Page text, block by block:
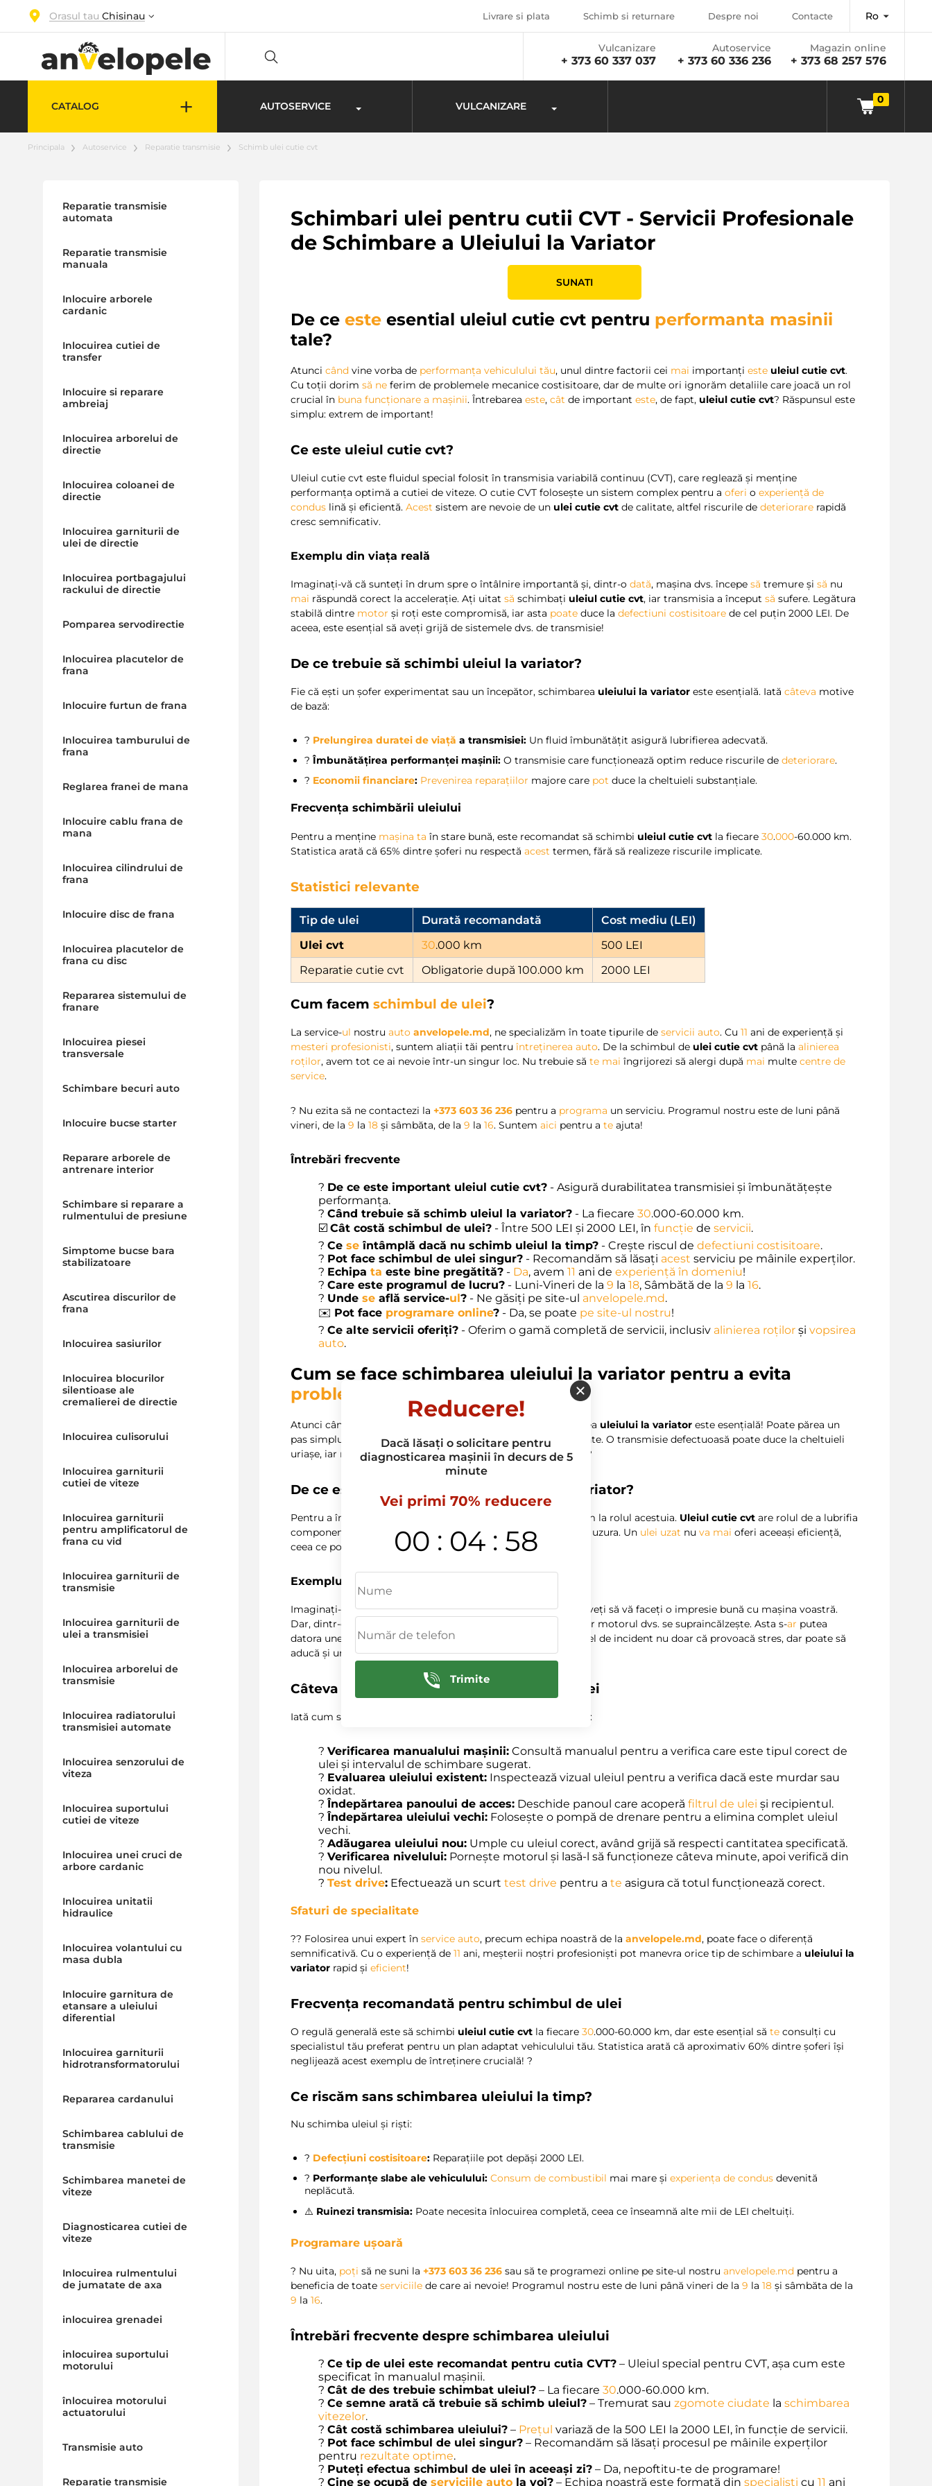
Orasul tau Chisinau Livrare si plata Schimb si returnare Despre noi Contacte Ro
Vulcanizare
+ 373 60 337 037
Autoservice
+ 373 60 336 236
Magazin online
+ 373 68 257 576
CATALOG + AUTOSERVICE VULCANIZARE
0
Principala Autoservice Reparatie transmisie Schimb ulei cutie cvt
Reparatie transmisie
automata
Reparatie transmisie
manuala
Inlocuire arborele
cardanic
Inlocuirea cutiei de
transfer
Inlocuire si reparare
ambreiaj
Inlocuirea arborelui de
directie
Inlocuirea coloanei de
directie
Inlocuirea garniturii de
ulei de directie
Inlocuirea portbagajului
rackului de directie
Pomparea servodirectie
Inlocuirea placutelor de
frana
Inlocuire furtun de frana
Inlocuirea tamburului de
frana
Reglarea franei de mana
Inlocuire cablu frana de
mana
Inlocuirea cilindrului de
frana
Inlocuire disc de frana
Inlocuirea placutelor de
frana cu disc
Repararea sistemului de
franare
Inlocuirea piesei
transversale
Schimbare becuri auto
Inlocuire bucse starter
Reparare arborele de
antrenare interior
Schimbare si reparare a
rulmentului de presiune
Simptome bucse bara
stabilizatoare
Ascutirea discurilor de
frana
Inlocuirea sasiurilor
Inlocuirea blocurilor
silentioase ale
cremalierei de directie
Inlocuirea culisorului
Inlocuirea garniturii
cutiei de viteze
Inlocuirea garniturii
pentru amplificatorul de
frana cu vid
Inlocuirea garniturii de
transmisie
Inlocuirea garniturii de
ulei a transmisiei
Inlocuirea arborelui de
transmisie
Inlocuirea radiatorului
transmisiei automate
Inlocuirea senzorului de
viteza
Inlocuirea suportului
cutiei de viteze
Inlocuirea unei cruci de
arbore cardanic
Inlocuirea unitatii
hidraulice
Inlocuirea volantului cu
masa dubla
Inlocuire garnitura de
etansare a uleiului
diferential
Inlocuirea garniturii
hidrotransformatorului
Repararea cardanului
Schimbarea cablului de
transmisie
Schimbarea manetei de
viteze
Diagnosticarea cutiei de
viteze
Inlocuirea rulmentului
de jumatate de axa
inlocuirea grenadei
inlocuirea suportului
motorului
înlocuirea motorului
actuatorului
Transmisie auto
Reparatie transmisie
Schimbari ulei pentru cutii CVT - Servicii Profesionale
de Schimbare a Uleiului la Variator
SUNATI
De ceeste esential uleiul cutie cvt pentru performanta masinii
tale?
Atuncicând vine vorba de performanța vehiculului tău, unul dintre factorii cei mai importanțieste uleiul cutie cvt.
Cu toții dorimsă ne ferim de problemele mecanice costisitoare, dar de multe ori ignorăm detaliile care joacă un rol
crucial în buna funcționare a mașinii. Întrebareaeste,cât de importanteste, de fapt, uleiul cutie cvt? Răspunsul este
simplu: extrem de important!
Ce este uleiul cutie cvt?
Uleiul cutie cvt este fluidul special folosit în transmisia variabilă continuu (CVT), care reglează și menține
performanța optimă a cutiei de viteze. O cutie CVT folosește un sistem complex pentru aoferi oexperiență de
condus lină și eficientă.Acest sistem are nevoie de un ulei cutie cvt de calitate, altfel riscurile dedeteriorare rapidă
cresc semnificativ.
Exemplu din viața reală
Imaginați-vă că sunteți în drum spre o întâlnire importantă și, dintr-odată, mașina dvs. începesă tremure șisă nu
mai răspundă corect la accelerație. Ați uitatsă schimbați uleiul cutie cvt, iar transmisia a începutsă sufere. Legătura
stabilă dintre motor și roți este compromisă, iar asta poate duce ladefectiuni costisitoare de cel puțin 2000 LEI. De
aceea, este esențial să aveți grijă de sistemele dvs. de transmisie!
De ce trebuie să schimbi uleiul la variator?
Fie că ești un șofer experimentat sau un începător, schimbarea uleiului la variator este esențială. Iatăcâteva motive
de bază:
?️ Prelungirea duratei de viață a transmisiei: Un fluid îmbunătățit asigură lubrifierea adecvată.
?️Îmbunătățirea performanței mașinii: O transmisie care funcționează optim reduce riscurile dedeteriorare.
? Economii financiare: Prevenirea reparațiilor majore care pot duce la cheltuieli substanțiale.
Frecvența schimbării uleiului
Pentru a menține mașina ta în stare bună, este recomandat să schimbi uleiul cutie cvt la fiecare30.000-60.000 km.
Statistica arată că 65% dintre șoferi nu respectăacest termen, fără să realizeze riscurile implicate.
Statistici relevante
Tip de ulei Durată recomandată
Cost mediu (LEI)
Ulei cvt
30.000 km
500 LEI
Reparatie cutie cvt
Obligatorie după 100.000 km 2000 LEI
Cum facemschimbul de ulei?
La service-ul nostruauto anvelopele.md, ne specializăm în toate tipurile deservicii auto. Cu11 ani de experiență și
mesteri profesionisti, suntem aliații tăi pentruîntreținerea auto. De la schimbul de ulei cutie cvt până laalinierea
roților, avem tot ce ai nevoie într-un singur loc. Nu trebuie săte mai îngrijorezi să alergi după mai multecentre de
service.
? Nu ezita să ne contactezi la+373 603 36 236 pentru a programa un serviciu. Programul nostru este de luni până
vineri, de la9 la18 și sâmbăta, de la9 la16. Suntemaici pentru ate ajuta!
Întrebări frecvente
? De ce este important uleiul cutie cvt? - Asigură durabilitatea transmisiei și îmbunătățește
performanța.
?Când trebuie să schimb uleiul la variator? - La fiecare30.000-60.000 km.
☑️Cât costă schimbul de ulei? - Între 500 LEI și 2000 LEI, înfuncție deservicii.
?Cese întâmplă dacă nu schimb uleiul la timp? - Crește riscul dedefectiuni costisitoare.
? Pot face schimbul de ulei singur? - Recomandăm să lăsați acest serviciu pe mâinile experților.
? Echipata este bine pregătită? - Da, avem11 ani deexperiență în domeniu!
?Care este programul de lucru? - Luni-Vineri de la9 la18, Sâmbătă de la9 la16.
? Undese află service-ul? - Ne găsiți pe site-ul anvelopele.md.
✉️ Pot face programare online? - Da, se poate pe site-ul nostru!
?Ce alte servicii oferiți? - Oferim o gamă completă de servicii, inclusiv alinierea roților șivopsirea
auto.
Cum se faceschimbarea uleiului la variator pentru a evita
probleme costisitoare
Atunci când vine vorba de , schimbarea uleiului la variator este esențială! Poate părea un
pas simplu, dar dacă este ignorat, riscurile pot deveni alarmante. O transmisie defectuoasă poate duce la cheltuieli
uriașe, iar noi nu vrem să ne trezim în acea situație, nu-i așa? ?
De ce este important să schimbi uleiul la variator?
Pentru a înțelege , să ne gândim la rolul acestuia. Uleiul cutie cvt are rolul de a lubrifia
componentele interne ale cutiei de viteze, limitând frecarea și uzura. Un ulei uzat nuva mai oferi aceeași eficiență,
ceea ce poate provoca defectiuni complexe.
Exemplu din viața reală
Imaginați-vă că sunteți pe drum la o petrecere importantă și veți să vă faceți o impresie bună cu mașina voastră.
Dar, dintr-o dată, cutia de viteze a început să comute brusc, iar motorul dvs. se supraincălzește. Asta s-ar putea
datora unei schimbări întârziate a
. Un astfel de incident nu doar că provoacă stres, dar poate să
aducă și un cost de reparație de peste 1000 LEI! ?
Câteva pași esențiali pentru schimbul de ulei
Iată cum se efectuează corect schimbarea :
?️Verificarea manualului mașinii: Consultă manualul pentru a verifica care este tipul corect de
ulei și intervalul de schimbare sugerat.
? Evaluarea uleiului existent: Inspectează vizual uleiul pentru a verifica dacă este murdar sau
oxidat.
?Îndepărtarea panoului de acces: Deschide panoul care acoperăfiltrul de ulei și recipientul.
?Îndepărtarea uleiului vechi: Folosește o pompă de drenare pentru a elimina complet uleiul
vechi.
?Adăugarea uleiului nou: Umple cu uleiul corect, având grijă să respecti cantitatea specificată.
?Verificarea nivelului: Pornește motorul și lasă-l să funcționeze câteva minute, apoi verifică din
nou nivelul.
?Test drive: Efectuează un scurttest drive pentru ate asigura că totul funcționează corect.
Sfaturi de specialitate
?‍? Folosirea unui expert înservice auto, precum echipa noastră de laanvelopele.md, poate face o diferență
semnificativă. Cu o experiență de11 ani, meșterii noștri profesioniști pot manevra orice tip de schimbare a uleiului la
variator rapid șieficient!
Frecvența recomandată pentru schimbul de ulei
O regulă generală este să schimbi uleiul cutie cvt la fiecare30.000-60.000 km, dar este esențial săte consulți cu
specialistul tău preferat pentru un plan adaptat vehiculului tău. Statistica arată că aproximativ 60% dintre șoferi își
neglijează acest exemplu de întreținere crucială! ?
Ce riscăm sans schimbarea uleiului la timp?
Nu schimba uleiul și riști:
? Defecțiuni costisitoare: Reparațiile pot depăși 2000 LEI.
? Performanțe slabe ale vehiculului: Consum de combustibil mai mare șiexperiența de condus devenită
neplăcută.
⚠️ Ruinezi transmisia: Poate necesita înlocuirea completă, ceea ce înseamnă alte mii de LEI cheltuiți.
Programare ușoară
? Nu uita, poți să ne suni la+373 603 36 236 sau să te programezi online pe site-ul nostruanvelopele.md pentru a
beneficia de toateserviciile de care ai nevoie! Programul nostru este de luni până vineri de la9 la18 și sâmbăta de la
9 la16.
Întrebări frecvente despre schimbarea uleiului
?Ce tip de ulei este recomandat pentru cutia CVT? – Uleiul special pentru CVT, așa cum este
specificat în manualul mașinii.
?Cât de des trebuie schimbat uleiul? – La fiecare30.000-60.000 km.
?Ce semne arată că trebuie să schimb uleiul? – Tremurat sauzgomote ciudate laschimbarea
vitezelor.
?Cât costă schimbarea uleiului? – Prețul variază de la 500 LEI la 2000 LEI, în funcție de servicii.
? Pot face schimbul de ulei singur? – Recomandăm să lăsați procesul pe mâinile experților
pentru rezultate optime.
? Puteți efectua schimbul de ulei în aceeași zi? – Da, nepoftitu-te de programare!
?Cine se ocupă deserviciile auto la voi? – Echipa noastră este formată dinspecialiști cu11 ani
Reducere!
Dacă lăsați o solicitare pentru
diagnosticarea mașinii în decurs de 5
minute
Vei primi 70% reducere
00 : 04 : 57
Trimite